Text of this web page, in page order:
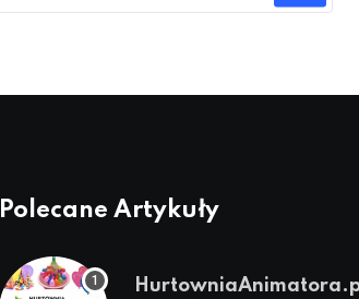
Polecane Artykuły